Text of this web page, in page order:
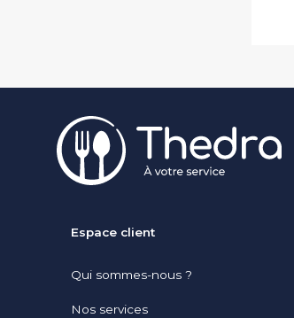
Espace client
Qui sommes-nous ?
Nos services